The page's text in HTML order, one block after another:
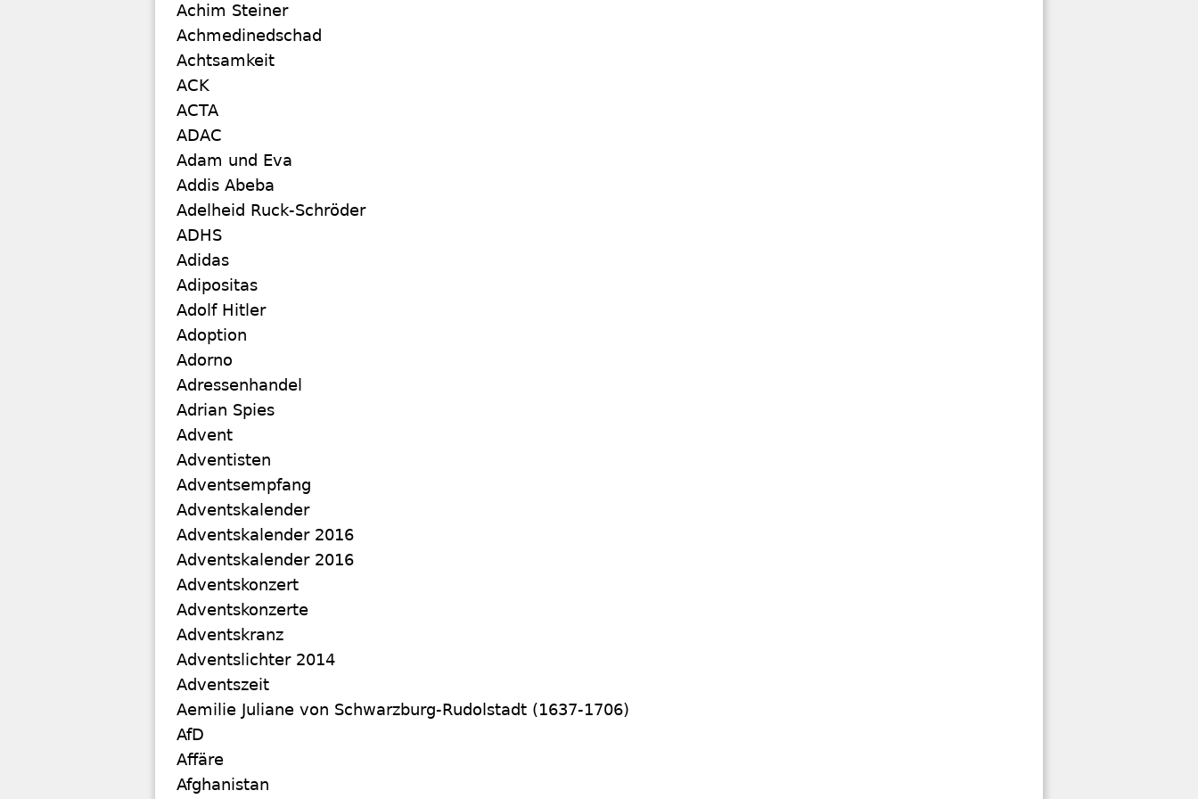
Achim Steiner
Achmedinedschad
Achtsamkeit
ACK
ACTA
ADAC
Adam und Eva
Addis Abeba
Adelheid Ruck-Schröder
ADHS
Adidas
Adipositas
Adolf Hitler
Adoption
Adorno
Adressenhandel
Adrian Spies
Advent
Adventisten
Adventsempfang
Adventskalender
Adventskalender 2016
Adventskalender 2016
Adventskonzert
Adventskonzerte
Adventskranz
Adventslichter 2014
Adventszeit
Aemilie Juliane von Schwarzburg-Rudolstadt (1637-1706)
AfD
Affäre
Afghanistan